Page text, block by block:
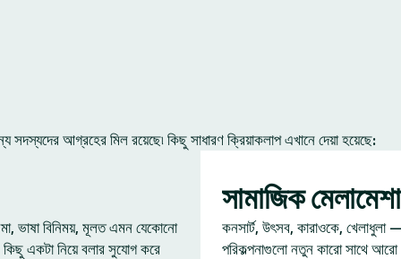
আগ্রহের মিল রয়েছে৷ কিছু সাধারণ ক্রিয়াকলাপ এখানে দেয়া হয়েছে:
ভাষা বিনিময়, মূলত এমন যেকোনো
একটা নিয়ে বলার সুযোগ করে
সামাজিক মেলামেশা
কনসার্ট, উৎসব, কারাওকে, খেলাধুলা
পরিকল্পনাগুলো নতুন কারো সাথে